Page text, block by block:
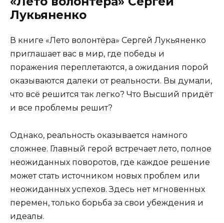
Лукьяненко
В книге «Лето волонтёра» Сергей Лукьяненко
приглашает вас в мир, где победы и
поражения переплетаются, а ожидания порой
оказываются далеки от реальности. Вы думали,
что всё решится так легко? Что Высший придёт
и все проблемы решит?
Однако, реальность оказывается намного
сложнее. Главный герой встречает лето, полное
неожиданных поворотов, где каждое решение
может стать источником новых проблем или
неожиданных успехов. Здесь нет мгновенных
перемен, только борьба за свои убеждения и
идеалы.